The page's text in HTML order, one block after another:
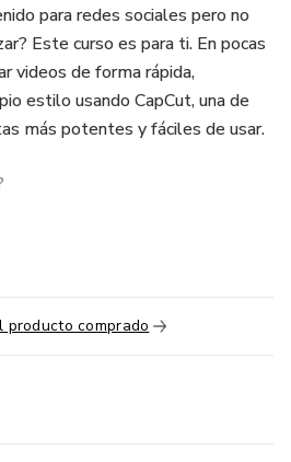
para redes sociales pero no
Este curso es para ti. En pocas
videos de forma rápida,
estilo usando CapCut, una de
más potentes y fáciles de usar.
desde cero
de audio
y efectos de sonido
producto comprado